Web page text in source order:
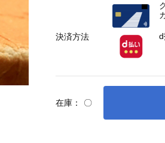
在庫： 〇
決済方法